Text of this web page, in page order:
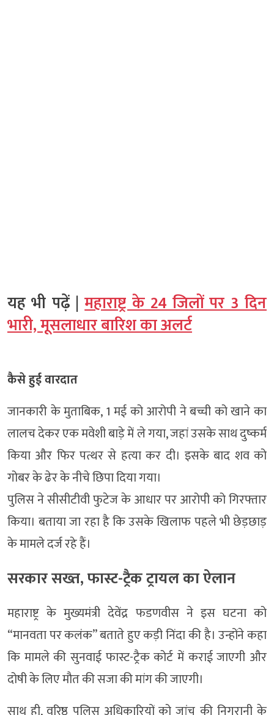
यह भी पढ़ें |महाराष्ट्र के 24 जिलों पर 3 दिन
भारी, मूसलाधार बारिश का अलर्ट
कैसे हुई वारदात
जानकारी के मुताबिक, 1 मई को आरोपी ने बच्ची को खाने का
लालच देकर एक मवेशी बाड़े में ले गया, जहां उसके साथ दुष्कर्म
किया और फिर पत्थर से हत्या कर दी। इसके बाद शव को
गोबर के ढेर के नीचे छिपा दिया गया।
पुलिस ने सीसीटीवी फुटेज के आधार पर आरोपी को गिरफ्तार
किया। बताया जा रहा है कि उसके खिलाफ पहले भी छेड़छाड़
के मामले दर्ज रहे हैं।
सरकार सख्त, फास्ट-ट्रैक ट्रायल का ऐलान
महाराष्ट्र के मुख्यमंत्री देवेंद्र फडणवीस ने इस घटना को
“मानवता पर कलंक” बताते हुए कड़ी निंदा की है। उन्होंने कहा
कि मामले की सुनवाई फास्ट-ट्रैक कोर्ट में कराई जाएगी और
दोषी के लिए मौत की सजा की मांग की जाएगी।